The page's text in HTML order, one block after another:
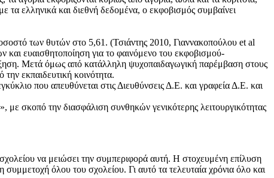
ελληνικά και διεθνή δεδομένα, ο εκφοβισμός συμβαίνει
των θυτών στο 5,61. (Τσιάντης 2010, Γιαννακοπούλου et al
ευαισθητοποίηση για το φαινόμενο του εκφοβισμού-
Μετά όμως από κατάλληλη ψυχοπαιδαγωγική παρέμβαση στους
εκπαιδευτική κοινότητα.
που απευθύνεται στις Διευθύνσεις Δ.Ε. και γραφεία Δ.Ε. και
σκοπό την διασφάλιση συνθηκών γενικότερης λειτουργικότητας
να μειώσει την συμπεριφορά αυτή. Η στοχευμένη επίλυση
όλου του σχολείου. Γι αυτό τα τελευταία χρόνια όλο και